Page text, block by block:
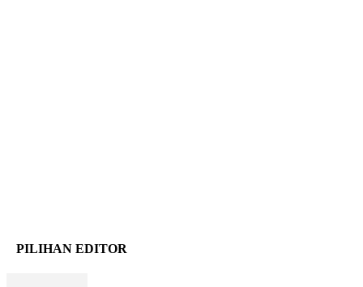
PILIHAN EDITOR